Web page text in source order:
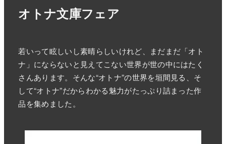
オトナ文庫フェア
若いって眩しいし素晴らしいけれど、まだまだ「オト
ナ」にならないと見えてこない世界が世の中にはたく
さんあります。そんな“オトナ”の世界を垣間見る、そ
して“オトナ”だからわかる魅力がたっぷり詰まった作
品を集めました。